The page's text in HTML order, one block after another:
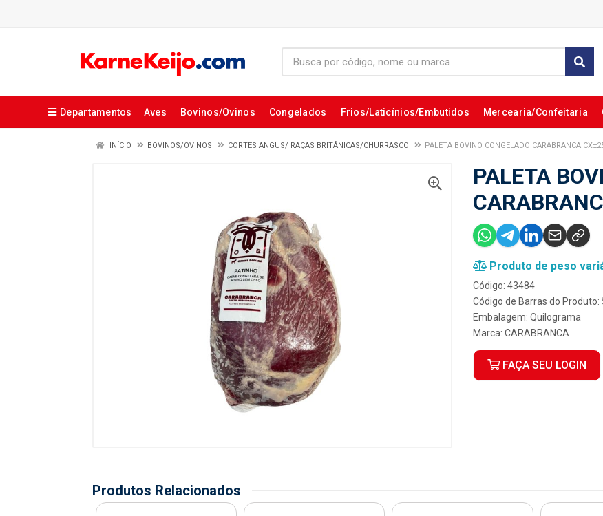
Departamentos Aves Bovinos/Ovinos Congelados Frios/Laticínios/Embutidos Mercearia/Confeitaria
INÍCIO BOVINOS/OVINOS CORTES ANGUS/ RAÇAS BRITÂNICAS/CHURRASCO PALETA BOVINO CONGELADO CARABRANCA
PALETA
Produto de peso
Código: 43484
Código de Barras do Produto:
Embalagem: Quilograma
Marca: CARABRANCA
FAÇA SEU LOGIN
Produtos Relacionados